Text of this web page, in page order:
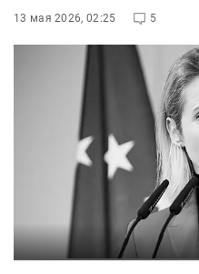
13 мая 2026, 02:25 5